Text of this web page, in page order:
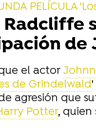
PELÍCULA
Radcliffe
de
el actor
de Grindelwald
agresión que
Potter, quien